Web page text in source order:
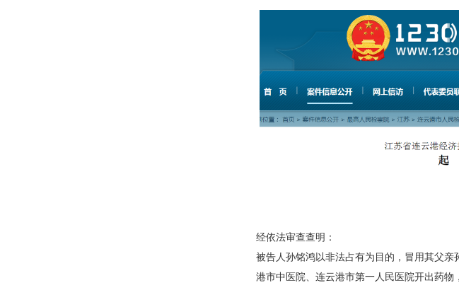
经依法审查查明：
被告人孙铭鸿以非法占有为目的，冒用其父
港市中医院、连云港市第一人民医院开出药